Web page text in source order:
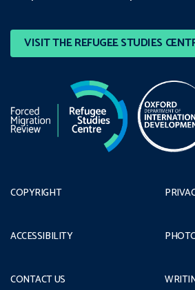
VISIT THE REFUGEE STUDIES
COPYRIGHT
ACCESSIBILITY
CONTACT US